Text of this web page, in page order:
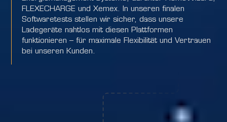
FLEXECHARGE und Xemex. In unseren finalen
Softwaretests stellen wir sicher, dass unsere
Ladegeräte nahtlos mit diesen Plattformen
funktionieren – für maximale Flexibilität und Vertrauen
bei unseren Kunden.